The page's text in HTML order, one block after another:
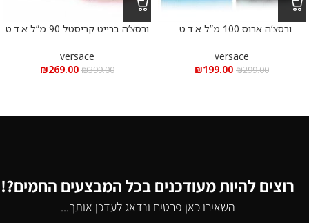
ורסצ’ה ארוס 100 מ”ל א.ד.ט –
versace
₪299.00
₪199.00
ורסצ’ה ברייט קריסטל 90 מ”ל א.ד.ט
EDT 90m”l
versace
₪399.00
₪269.00
רוצים להיות מעודכנים בכל המבצעים החמים?!
השאירו כאן פרטים ונדאג לעדכן אותך...